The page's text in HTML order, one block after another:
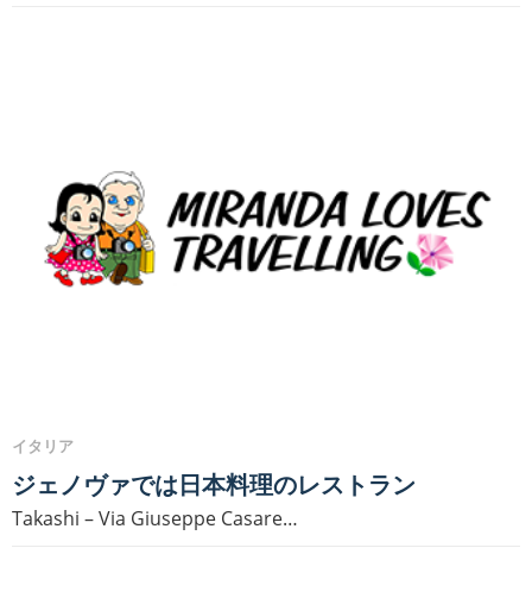
イタリア
ジェノヴァでは日本料理のレストラン
Takashi – Via Giuseppe Casare…